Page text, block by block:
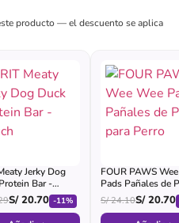
producto — el descuento se aplica
Jerky Dog
Bar -
S/20.70 -11%
FOUR PAWS
Pads Pañales de
para Perro
S/24.10S/20.70